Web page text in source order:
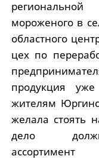
мороженого в
областного
цех по
продукция
жителям
желала стоять
дело